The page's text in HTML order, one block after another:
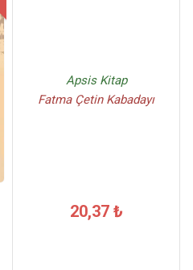
Apsis Kitap
Fatma Çetin Kabadayı
20,37 ₺